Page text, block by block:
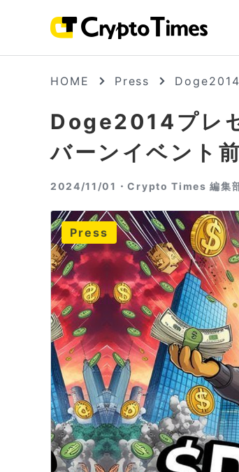
HOME Press Doge2014
Doge2014プレ
バーンイベント
2024/11/01・Crypto Times 編集
Press